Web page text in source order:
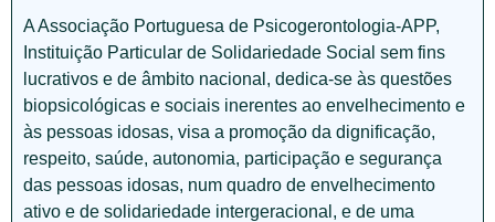
A Associação Portuguesa de Psicogerontologia-APP,
Instituição Particular de Solidariedade Social sem fins
lucrativos e de âmbito nacional, dedica-se às questões
biopsicológicas e sociais inerentes ao envelhecimento e
às pessoas idosas, visa a promoção da dignificação,
respeito, saúde, autonomia, participação e segurança
das pessoas idosas, num quadro de envelhecimento
ativo e de solidariedade intergeracional, e de uma